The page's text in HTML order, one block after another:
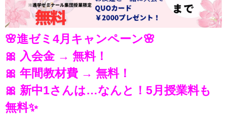
🌸進ゼミ4月キャンペーン🌸
🎀 入会金 → 無料！
🎀 年間教材費 → 無料！
🎀 新中1さんは…なんと！5月授業料も
無料✨